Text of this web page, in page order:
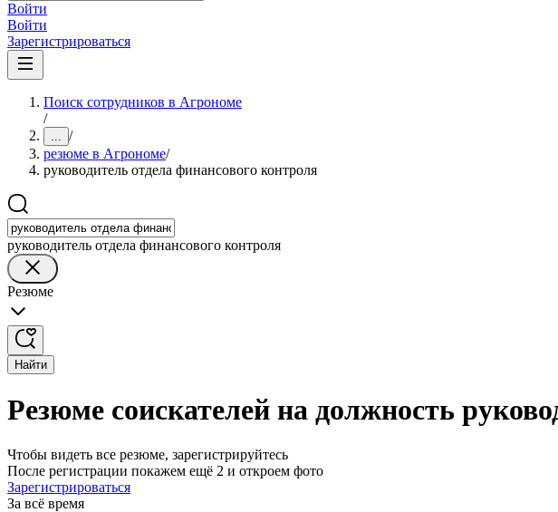
Войти
Войти
Зарегистрироваться
Поиск сотрудников в Агрономе
/
... /
резюме в Агрономе/
руководитель отдела финансового контроля
руководитель отдела финансового контроля
Резюме
Найти
Резюме соискателей на должность
Чтобы видеть все резюме, зарегистрируйтесь
После регистрации покажем ещё 2 и откроем фото
Зарегистрироваться
За всё время